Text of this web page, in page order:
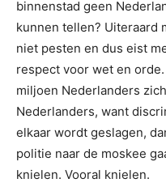
binnenstad geen
kunnen tellen? Uiteraard
niet pesten en dus eist
respect voor wet en
miljoen Nederlanders
Nederlanders, want
elkaar wordt geslagen,
politie naar de moskee
knielen. Vooral knielen.